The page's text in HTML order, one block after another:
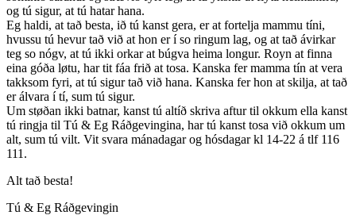
og tú sigur, at tú hatar hana.
Eg haldi, at tað besta, ið tú kanst gera, er at fortelja mammu tíni,
hvussu tú hevur tað við at hon er í so ringum lag, og at tað ávirkar
teg so nógv, at tú ikki orkar at búgva heima longur. Royn at finna
eina góða løtu, har tit fáa frið at tosa. Kanska fer mamma tín at vera
takksom fyri, at tú sigur tað við hana. Kanska fer hon at skilja, at tað
er álvara í tí, sum tú sigur.
Um støðan ikki batnar, kanst tú altíð skriva aftur til okkum ella kanst
tú ringja til Tú & Eg Ráðgevingina, har tú kanst tosa við okkum um
alt, sum tú vilt. Vit svara mánadagar og hósdagar kl 14-22 á tlf 116
111.
Alt tað besta!
Tú & Eg Ráðgevingin